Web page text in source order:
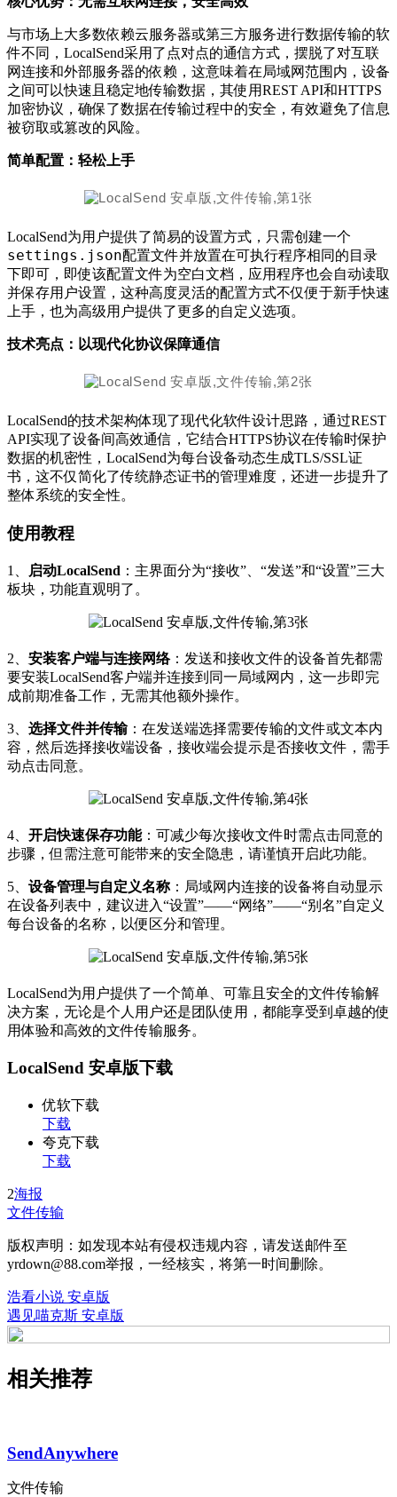
与市场上大多数依赖云服务器或第三方服务进行数据传输的软
件不同，LocalSend采用了点对点的通信方式，摆脱了对互联
网连接和外部服务器的依赖，这意味着在局域网范围内，设备
之间可以快速且稳定地传输数据，其使用REST API和HTTPS
加密协议，确保了数据在传输过程中的安全，有效避免了信息
被窃取或篡改的风险。
简单配置：轻松上手
LocalSend为用户提供了简易的设置方式，只需创建一个
settings.json配置文件并放置在可执行程序相同的目录
下即可，即使该配置文件为空白文档，应用程序也会自动读取
并保存用户设置，这种高度灵活的配置方式不仅便于新手快速
上手，也为高级用户提供了更多的自定义选项。
技术亮点：以现代化协议保障通信
LocalSend的技术架构体现了现代化软件设计思路，通过REST
API实现了设备间高效通信，它结合HTTPS协议在传输时保护
数据的机密性，LocalSend为每台设备动态生成TLS/SSL证
书，这不仅简化了传统静态证书的管理难度，还进一步提升了
整体系统的安全性。
使用教程
1、 启动LocalSend ：主界面分为“接收”、“发送”和“设置”三大
板块，功能直观明了。
2、 安装客户端与连接网络：发送和接收文件的设备首先都需
要安装LocalSend客户端并连接到同一局域网内，这一步即完
成前期准备工作，无需其他额外操作。
3、 选择文件并传输：在发送端选择需要传输的文件或文本内
容，然后选择接收端设备，接收端会提示是否接收文件，需手
动点击同意。
4、 开启快速保存功能：可减少每次接收文件时需点击同意的
步骤，但需注意可能带来的安全隐患，请谨慎开启此功能。
5、 设备管理与自定义名称：局域网内连接的设备将自动显示
在设备列表中，建议进入“设置”——“网络”——“别名”自定义
每台设备的名称，以便区分和管理。
LocalSend为用户提供了一个简单、可靠且安全的文件传输解
决方案，无论是个人用户还是团队使用，都能享受到卓越的使
用体验和高效的文件传输服务。
LocalSend 安卓版下载
优软下载
下载
夸克下载
下载
2海报
文件传输
版权声明：如发现本站有侵权违规内容，请发送邮件至
yrdown@88.com举报，一经核实，将第一时间删除。
浩看小说 安卓版
遇见喵克斯 安卓版
相关推荐
SendAnywhere
文件传输